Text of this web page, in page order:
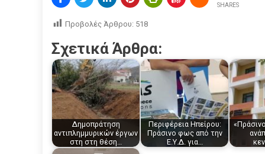
SHARES
Προβολές Άρθρου: 518
Σχετικά Άρθρα:
Δημοπράτηση
αντιπλημμυρικών έργων
στη στη θέση…
Περιφέρεια Ηπείρου:
Πράσινο φως από την
Ε.Υ.Δ. για…